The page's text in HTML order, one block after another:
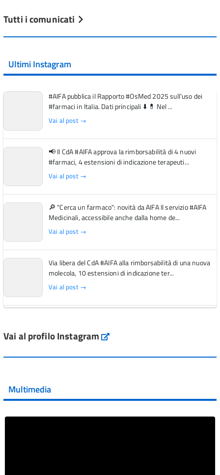
Tutti i comunicati
Ultimi Instagram
#AIFA pubblica il Rapporto #OsMed 2025 sull’uso dei
#farmaci in Italia. Dati principali ⬇️ 💊 Nel ...
Vai al post →
📢 Il CdA #AIFA approva la rimborsabilità di 4 nuovi
#farmaci, 4 estensioni di indicazione terapeuti...
Vai al post →
🔎 "Cerca un farmaco": novità da AIFA Il servizio #AIFA
Medicinali, accessibile anche dalla home de...
Vai al post →
Via libera del CdA #AIFA alla rimborsabilità di una nuova
molecola, 10 estensioni di indicazione ter...
Vai al post →
Vai al post →
Vai al post →
Vai al profilo Instagram Instagram
Multimedia